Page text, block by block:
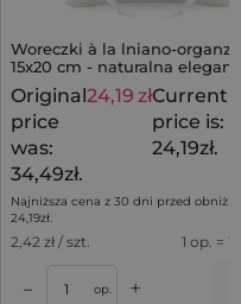
Woreczki à la lniano-
15x20 cm - naturalna
delikatnej formie
Original
price
was:
34,49zł.
24,19 złCurrent
price is:
24,19zł.
Najniższa cena z 30 dni przed
24,19zł.
2,42 zł / szt. 1 op. =
– op. +